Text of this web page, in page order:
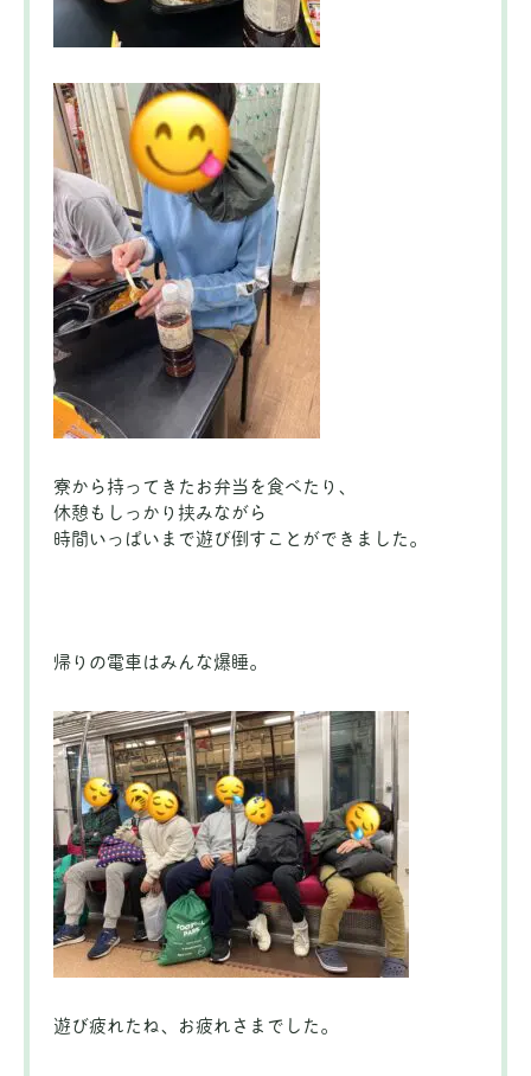
寮から持ってきたお弁当を食べたり、
休憩もしっかり挟みながら
時間いっぱいまで遊び倒すことができました。
帰りの電車はみんな爆睡。
遊び疲れたね、お疲れさまでした。